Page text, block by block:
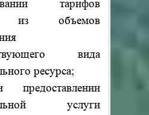
тарифов
из объемов
вида
ресурса;
услуги